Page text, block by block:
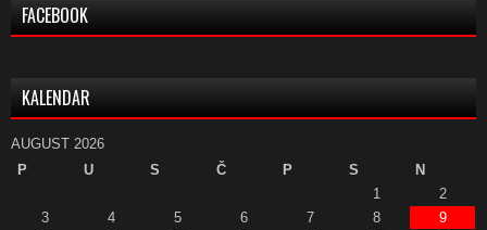
FACEBOOK
KALENDAR
AUGUST 2026
P
U S Č P S
N
1
2
3
4 5 6 7 8
9